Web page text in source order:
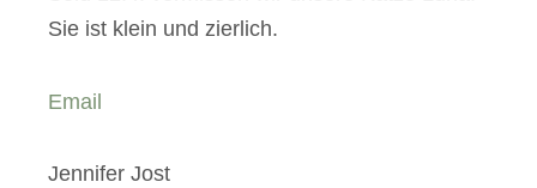
Sie ist klein und zierlich.
Email
Jennifer Jost